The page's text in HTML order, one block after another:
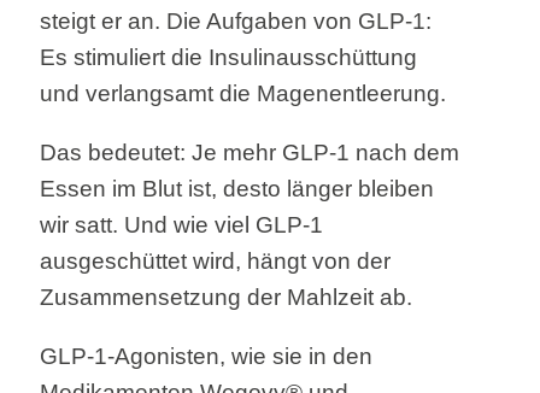
steigt er an. Die Aufgaben von GLP-1:
Es stimuliert die Insulinausschüttung
und verlangsamt die Magenentleerung.
Das bedeutet: Je mehr GLP-1 nach dem
Essen im Blut ist, desto länger bleiben
wir satt. Und wie viel GLP-1
ausgeschüttet wird, hängt von der
Zusammensetzung der Mahlzeit ab.
GLP-1-Agonisten, wie sie in den